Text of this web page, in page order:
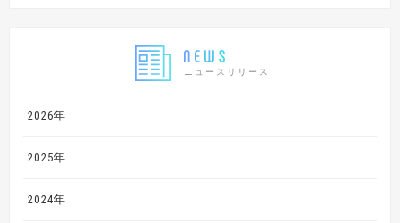
ニュースリリース
2026年
2025年
2024年